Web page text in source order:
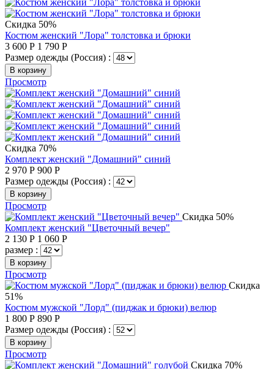
Скидка 50%
Костюм женский "Лора" толстовка и брюки
3 600 Р 1 790 Р
Размер одежды (Россия) :
В корзину
Просмотр
Скидка 70%
Комплект женский "Домашний" синий
2 970 Р 900 Р
Размер одежды (Россия) :
В корзину
Просмотр
Скидка 50%
Комплект женский "Цветочный вечер"
2 130 Р 1 060 Р
размер :
В корзину
Просмотр
Скидка
51%
Костюм мужской "Лорд" (пиджак и брюки) велюр
1 800 Р 890 Р
Размер одежды (Россия) :
В корзину
Просмотр
Скидка 70%